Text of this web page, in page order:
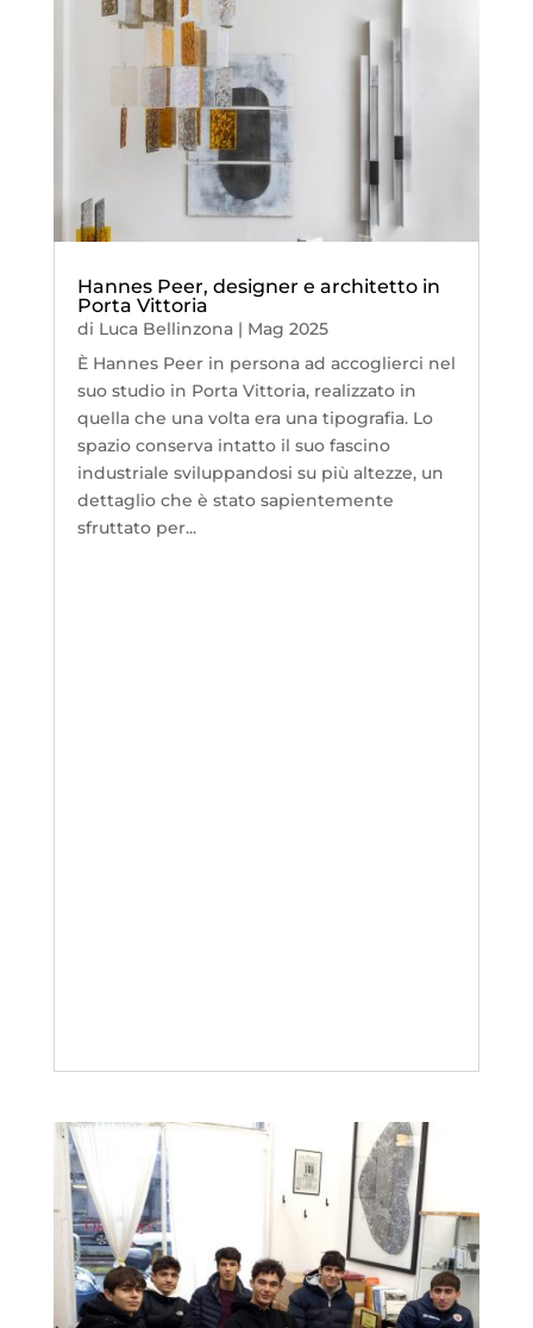
Hannes Peer, designer e architetto in
Porta Vittoria
di Luca Bellinzona| Mag 2025
È Hannes Peer in persona ad accoglierci nel
suo studio in Porta Vittoria, realizzato in
quella che una volta era una tipografia. Lo
spazio conserva intatto il suo fascino
industriale sviluppandosi su più altezze, un
dettaglio che è stato sapientemente
sfruttato per...